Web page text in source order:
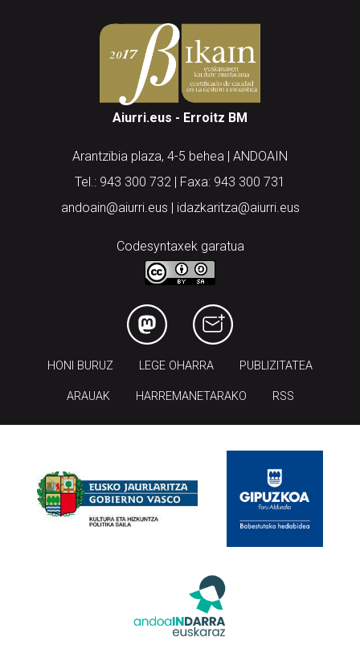
Aiurri.eus - Erroitz BM
Arantzibia plaza, 4-5 behea | ANDOAIN
Tel.: 943 300 732 | Faxa: 943 300 731
andoain@aiurri.eus | idazkaritza@aiurri.eus
Codesyntaxek garatua
HONI BURUZ LEGE OHARRA PUBLIZITATEA
ARAUAK HARREMANETARAKO RSS